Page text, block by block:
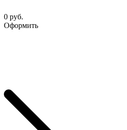
0 руб.
Оформить